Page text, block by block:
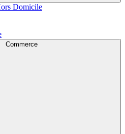
Domicile
Commerce